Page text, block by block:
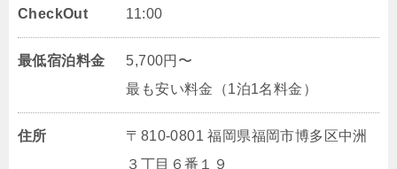
CheckOut 11:00
最低宿泊料金
5,700円〜
最も安い料金（1泊1名料金）
住所
〒810-0801 福岡県福岡市博多区中洲
３丁目６番１９